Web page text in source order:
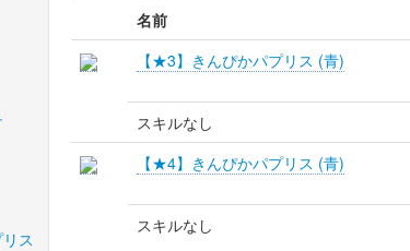
ス
名前
【★3】きんぴかパプリス (青)
スキルなし
【★4】きんぴかパプリス (青)
スキルなし